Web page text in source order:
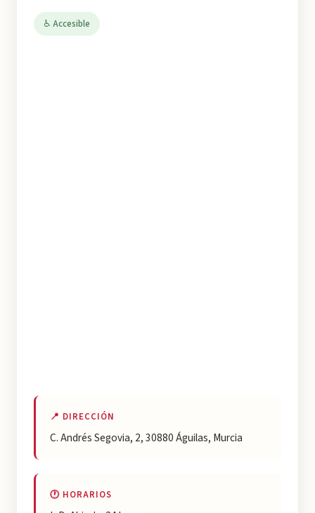
♿ Accesible
📍 DIRECCIÓN
C. Andrés Segovia, 2, 30880 Águilas, Murcia
🕐 HORARIOS